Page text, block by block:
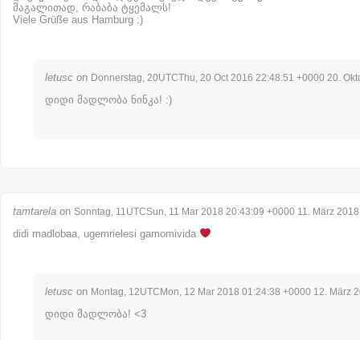
მაგალითად, რაბაბა ტყემალს!
Viele Grüße aus Hamburg :)
letusc on Donnerstag, 20UTCThu, 20 Oct 2016 22:48:51 +0000 20.
დიდი მადლობა ნინკა! :)
tamtarela on Sonntag, 11UTCSun, 11 Mar 2018 20:43:09 +0000 11. März 2018
didi madlobaa, ugemrielesi gamomivida
letusc on Montag, 12UTCMon, 12 Mar 2018 01:24:38 +0000 12. März
დიდი მადლობა! <3